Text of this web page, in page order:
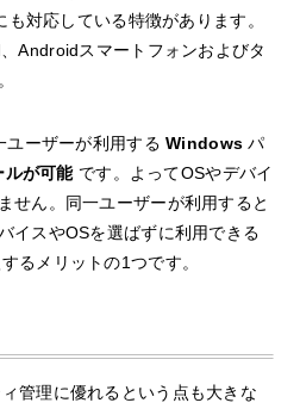
対応している特徴があります。
Androidスマートフォンおよびタ
ユーザーが利用するWindowsパ
ルが可能 です。よってOSやデバイ
せん。同一ユーザーが利用すると
イスやOSを選ばずに利用できる
るメリットの1つです。
管理に優れるという点も大きな